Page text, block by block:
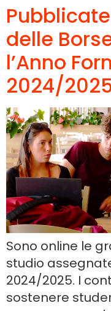
delle
l’Anno
2024/
Sono online le
studio
2024/2025. I
sostenere